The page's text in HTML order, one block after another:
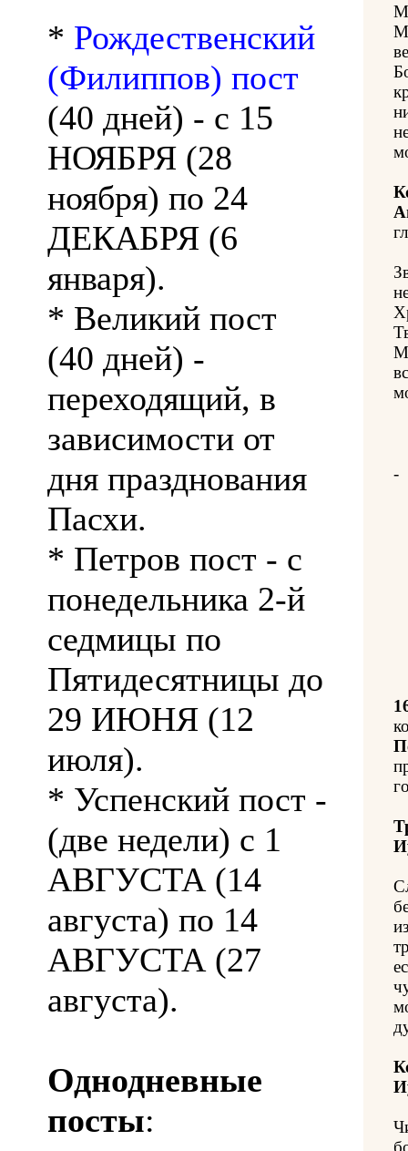
* Рождественский
(Филиппов) пост
(40 дней) - с 15
НОЯБРЯ (28
ноября) по 24
ДЕКАБРЯ (6
января).
* Великий пост
(40 дней) -
переходящий, в
зависимости от
дня празднования
Пасхи.
* Петров пост - с
понедельника 2-й
седмицы по
Пятидесятницы до
29 ИЮНЯ (12
июля).
* Успенский пост -
(две недели) с 1
АВГУСТА (14
августа) по 14
АВГУСТА (27
августа).
Однодневные
посты:
-